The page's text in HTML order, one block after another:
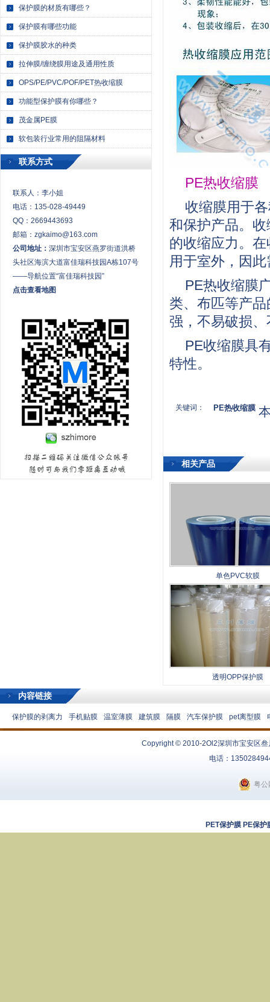
保护膜的材质有哪些？
保护膜有哪些功能
保护膜胶水的种类
拉伸膜/缠绕膜用途及通用性质
OPS/PE/PVC/POF/PET热收缩膜
功能型保护膜有你哪些？
茂金属PE膜
软包装行业常用的阻隔材料
联系方式
联系人：李小姐
电话：135-028-49449
QQ：2669443693
邮箱：zgkaimo@163.com
公司地址： 深圳市宝安区燕罗街道洪桥
头社区海滨大道富佳瑞科技园A栋107号
——导航位置“富佳瑞科技园”
点击查看地图
PE热收缩膜
收缩膜用于
和保护产品。
的收缩应力。
用于室外，因
PE热收缩膜
类、布匹等产
强，不易破损
PE收缩膜具
特性。
关键词： PE热收缩膜
相关产品
单色PVC软膜
透明OPP保护膜
内容链接
保护膜的剥离力 手机贴膜 温室薄膜 建筑膜 隔膜 汽车保护膜 pet离型膜
Copyright © 2010-2Ol2深圳市宝安区
电话：
粤
PET保护膜 PE保护